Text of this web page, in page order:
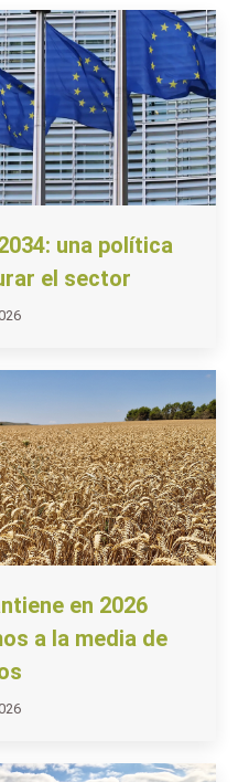
una política
el sector
en 2026
a la media de